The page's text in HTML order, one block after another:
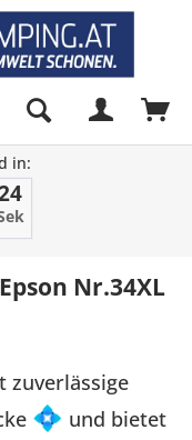
in:
Nr.34XL
zuverlässige
💠 und bietet